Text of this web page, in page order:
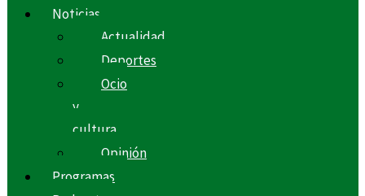
Noticias
Actualidad
Deportes
Ocio
y
cultura
Opinión
Programas